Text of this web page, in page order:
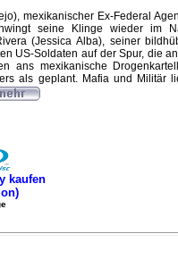
mexikanischer Ex-Federal
seine Klinge wieder im
(Jessica Alba), seiner
US-Soldaten auf der Spur, die
ans mexikanische
als geplant. Mafia und Militär
kaufen